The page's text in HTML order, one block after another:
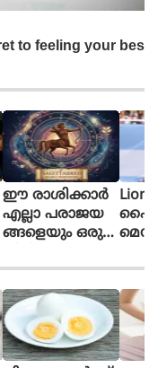
ഈ രാശിക്കാര്‍
എല്ലാ പരാജയ
ങ്ങളെയും ഒരു
വാക്കി മാറ്റുന്നു